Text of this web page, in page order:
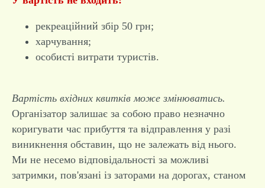
рекреаційний збір 50 грн;
харчування;
особисті витрати туристів.
Вартість вхідних квитків може змінюватись.
Організатор залишає за собою право незначно
коригувати час прибуття та відправлення у разі
виникнення обставин, що не залежать від нього.
Ми не несемо відповідальності за можливі
затримки, пов'язані із заторами на дорогах, станом